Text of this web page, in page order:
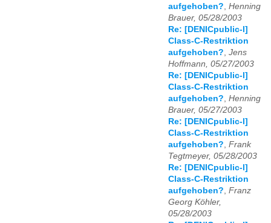
aufgehoben? Henning
Brauer, 05/28/2003
Re: [DENICpublic-l]
Class-C-Restriktion
aufgehoben? Jens
Hoffmann, 05/27/2003
Re: [DENICpublic-l]
Class-C-Restriktion
aufgehoben? Henning
Brauer, 05/27/2003
Re: [DENICpublic-l]
Class-C-Restriktion
aufgehoben? Frank
Tegtmeyer, 05/28/2003
Re: [DENICpublic-l]
Class-C-Restriktion
aufgehoben? Franz
Georg Köhler,
05/28/2003